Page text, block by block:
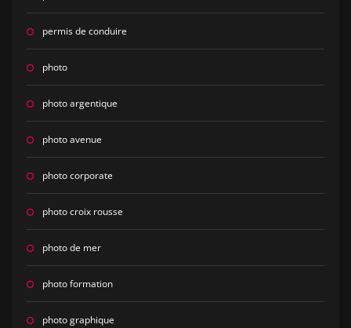
permis de conduire
photo
photo argentique
photo avenue
photo corporate
photo croix rousse
photo de mer
photo formation
photo graphique